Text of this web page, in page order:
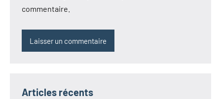
commentaire.
Articles récents